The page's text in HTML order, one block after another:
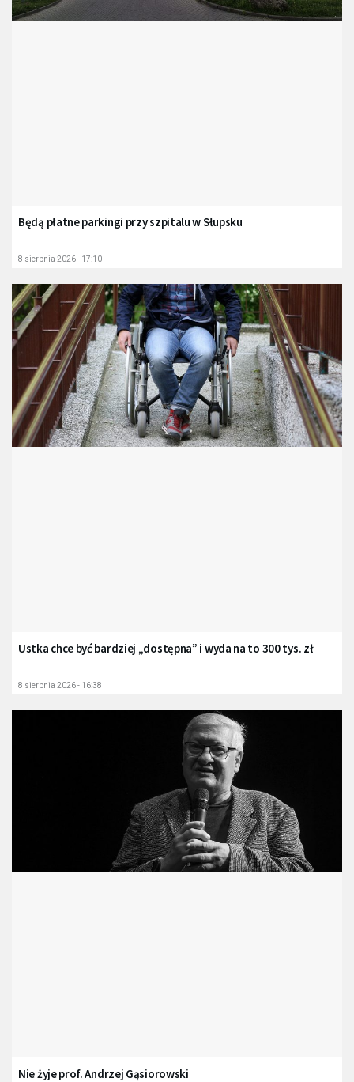
Będą płatne parkingi przy szpitalu w Słupsku
8 sierpnia 2026 - 17:10
Ustka chce być bardziej „dostępna” i wyda na to 300 tys. zł
8 sierpnia 2026 - 16:38
Nie żyje prof. Andrzej Gąsiorowski